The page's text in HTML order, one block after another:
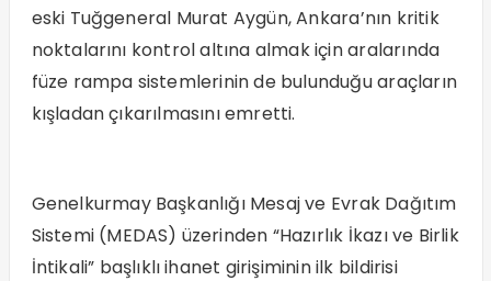
eski Tuğgeneral Murat Aygün, Ankara’nın kritik
noktalarını kontrol altına almak için aralarında
füze rampa sistemlerinin de bulunduğu araçların
kışladan çıkarılmasını emretti.
Genelkurmay Başkanlığı Mesaj ve Evrak Dağıtım
Sistemi (MEDAS) üzerinden “Hazırlık İkazı ve Birlik
İntikali” başlıklı ihanet girişiminin ilk bildirisi